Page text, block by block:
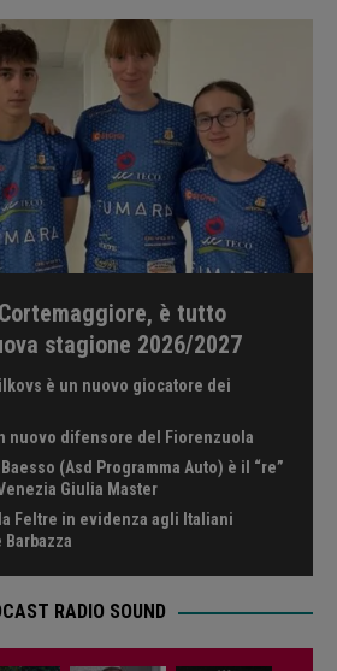
è tutto
stagione 2026/2027
è un nuovo giocatore dei
nuovo difensore del Fiorenzuola
(Asd Programma Auto) è il “re”
Giulia Master
Feltre in evidenza agli Italiani
Barbazza
RADIO SOUND